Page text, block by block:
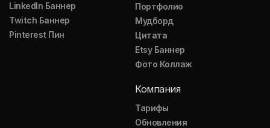
LinkedIn Баннер
Twitch Баннер
Pinterest Пин
Портфолио
Мудборд
Цитата
Etsy Баннер
Фото Коллаж
Компания
Тарифы
Обновления